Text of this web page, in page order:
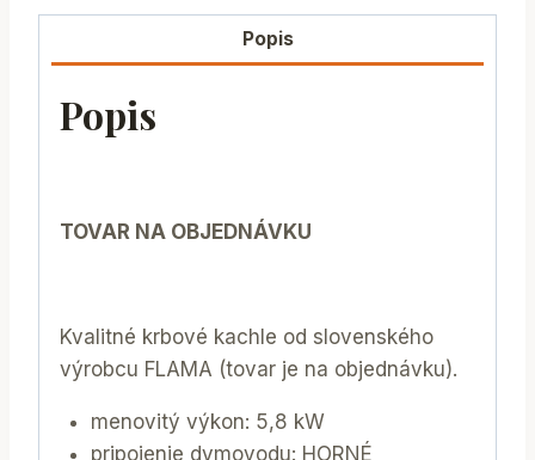
Popis
Popis
TOVAR NA OBJEDNÁVKU
Kvalitné krbové kachle od slovenského
výrobcu FLAMA (tovar je na objednávku).
menovitý výkon: 5,8 kW
pripojenie dymovodu: HORNÉ